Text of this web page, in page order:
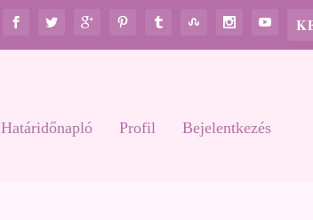
Határidőnapló Profil Bejelentkezés